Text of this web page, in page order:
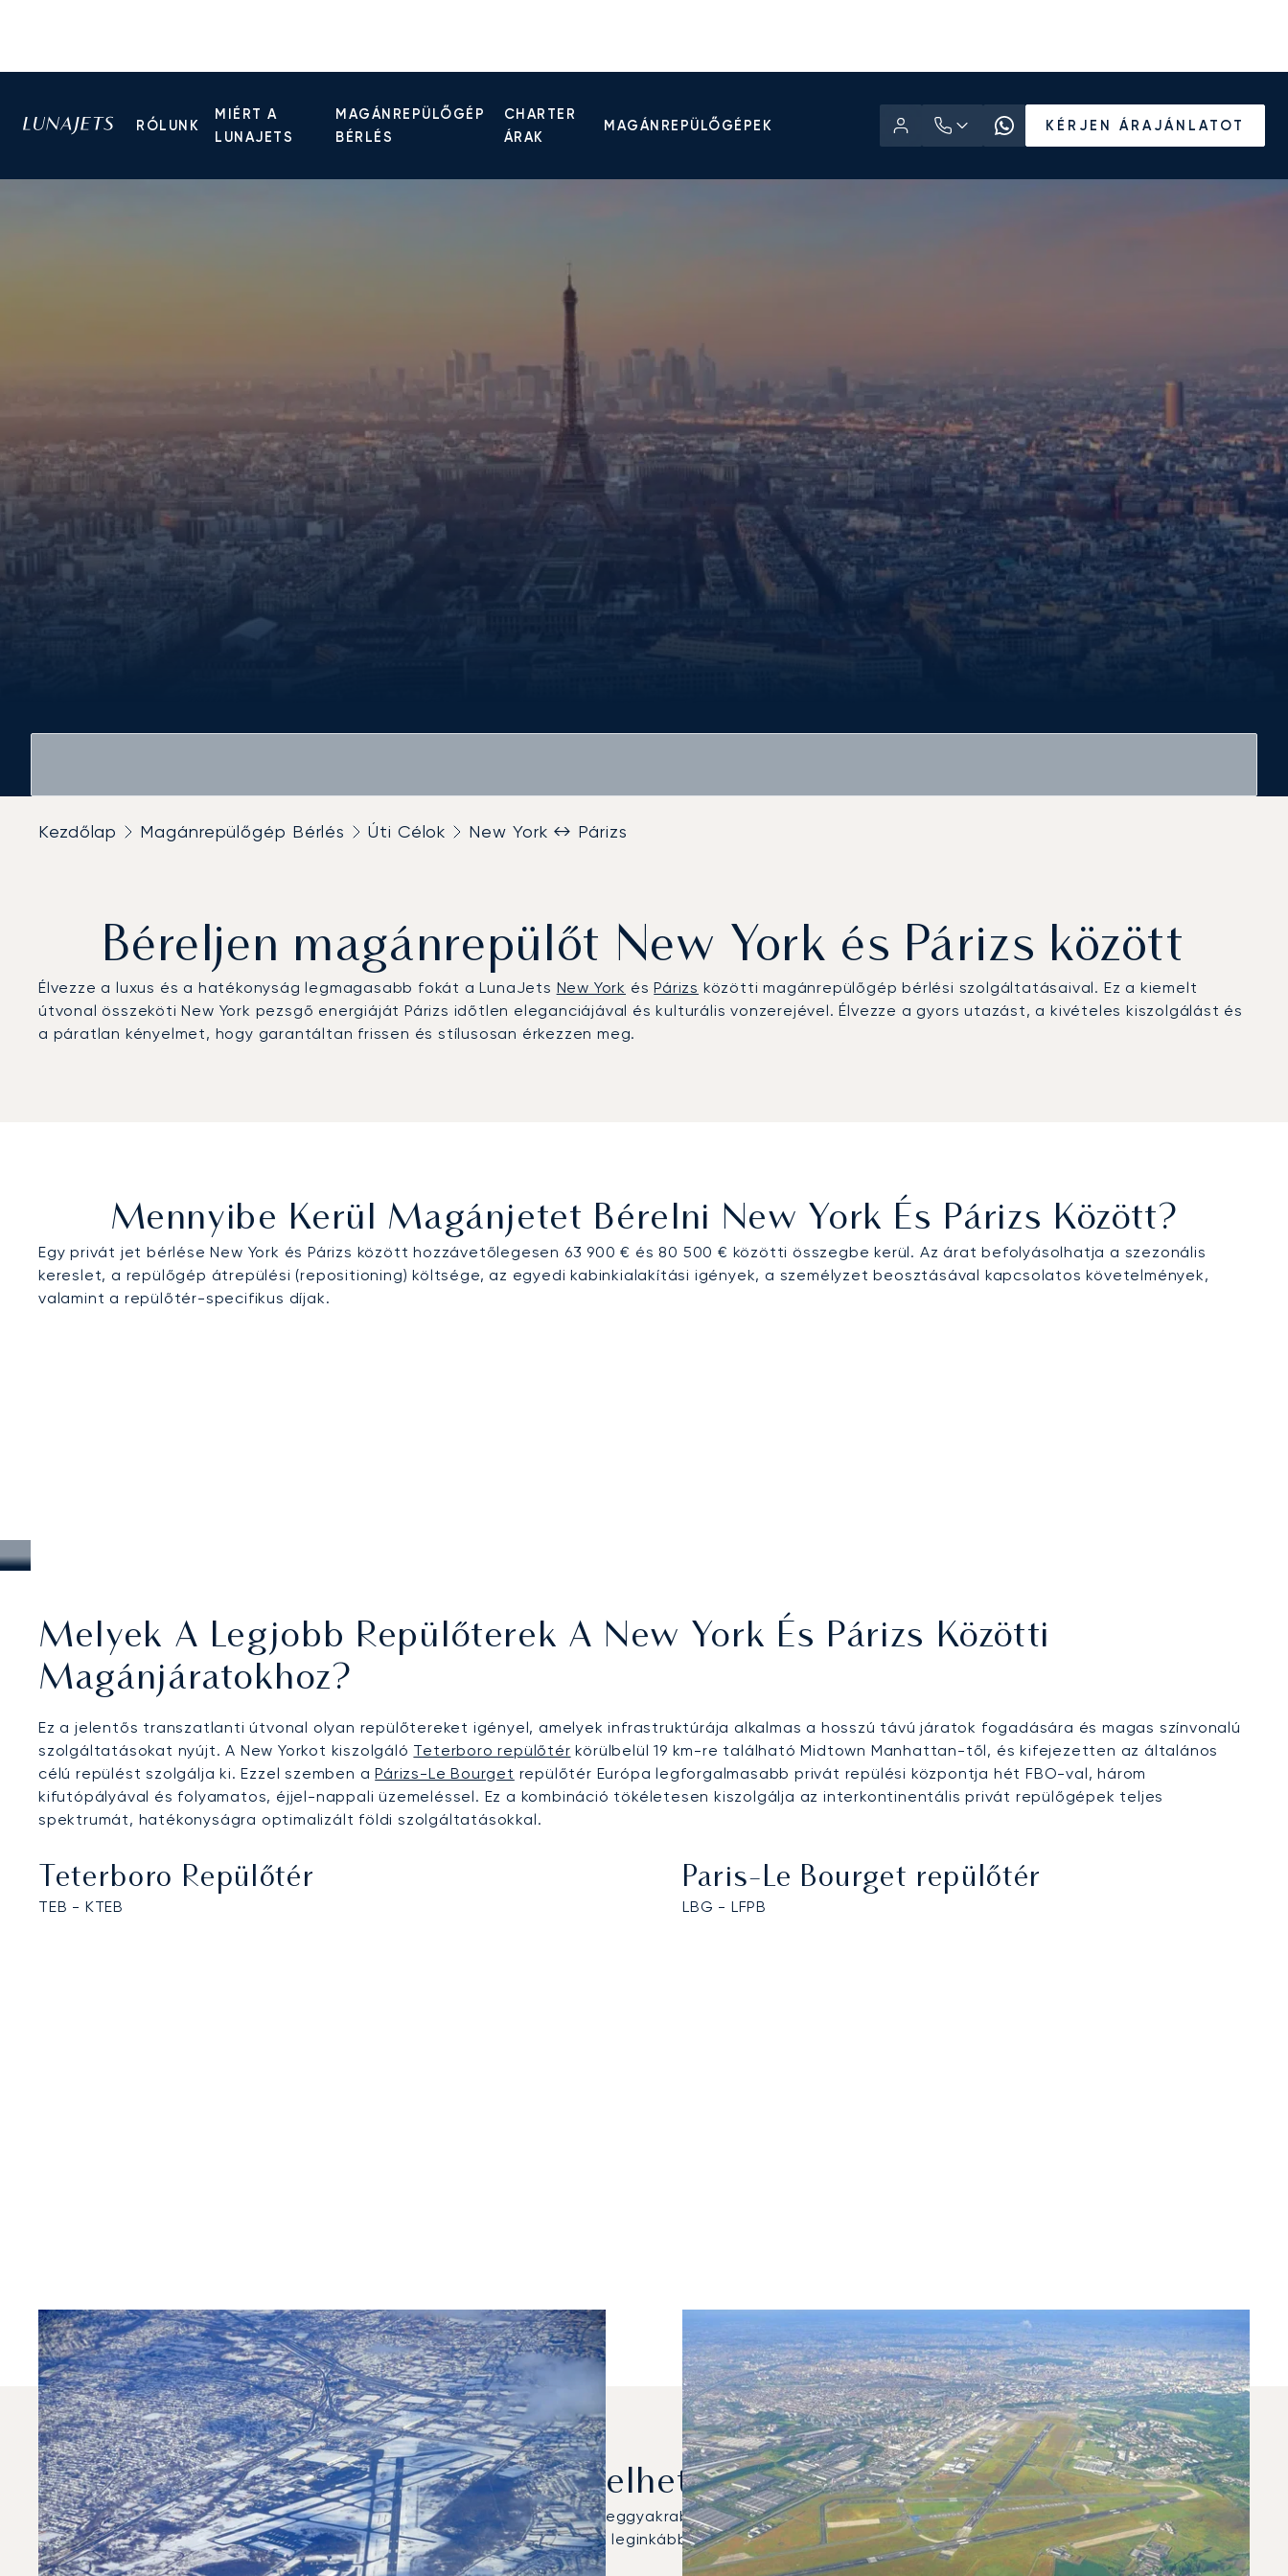
RÓLUNK
MIÉRT A
LUNAJETS
MAGÁNREPÜLŐGÉP
BÉRLÉS
CHARTER
ÁRAK
MAGÁNREPÜLŐGÉPEK KÉRJEN ÁRAJÁNLATOT
Kezdőlap Magánrepülőgép Bérlés Úti Célok New York ↔ Párizs
Béreljen magánrepülőt New York és Párizs között
Élvezze a luxus és a hatékonyság legmagasabb fokát a LunaJets New York ésPárizs közötti magánrepülőgép bérlési szolgáltatásaival. Ez a kiemelt
útvonal összeköti New York pezsgő energiáját Párizs időtlen eleganciájával és kulturális vonzerejével. Élvezze a gyors utazást, a kivételes kiszolgálást és
a páratlan kényelmet, hogy garantáltan frissen és stílusosan érkezzen meg.
Mennyibe Kerül Magánjetet Bérelni New York És Párizs Között?
Egy privát jet bérlése New York és Párizs között hozzávetőlegesen 63 900 € és 80 500 € közötti összegbe kerül. Az árat befolyásolhatja a szezonális
kereslet, a repülőgép átrepülési (repositioning) költsége, az egyedi kabinkialakítási igények, a személyzet beosztásával kapcsolatos követelmények,
valamint a repülőtér-specifikus díjak.
Melyek A Legjobb Repülőterek A New York És Párizs Közötti
Magánjáratokhoz?
Ez a jelentős transzatlanti útvonal olyan repülőtereket igényel, amelyek infrastruktúrája alkalmas a hosszú távú járatok fogadására és magas színvonalú
szolgáltatásokat nyújt. A New Yorkot kiszolgáló Teterboro repülőtér körülbelül 19 km-re található Midtown Manhattan-től, és kifejezetten az általános
célú repülést szolgálja ki. Ezzel szemben aPárizs-Le Bourget repülőtér Európa legforgalmasabb privát repülési központja hét FBO-val, három
kifutópályával és folyamatos, éjjel-nappali üzemeléssel. Ez a kombináció tökéletesen kiszolgálja az interkontinentális privát repülőgépek teljes
spektrumát, hatékonyságra optimalizált földi szolgáltatásokkal.
Teterboro Repülőtér
TEB - KTEB
Paris-Le Bourget repülőtér
LBG - LFPB
Milyen Típusú Magánjetet Bérelhetek New York És Párizs Között?
2025-ben a Falcon 2000LX, a Challenger 650 és a Citation Bravo volt a leggyakrabban igénybe vett magánrepülő Párizs és New York között. Egy dedikált
magánrepülési tanácsadó segít Önnek megtalálni az utazási igényeinek leginkább megfelelő repülőgépet.
Vegye fel a kapcsolatot egyik helyi irodánkkal.